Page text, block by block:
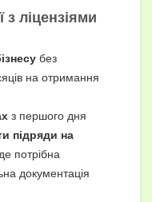
ліцензіями
без
на отримання
з першого дня
підряди на
де потрібна
документація